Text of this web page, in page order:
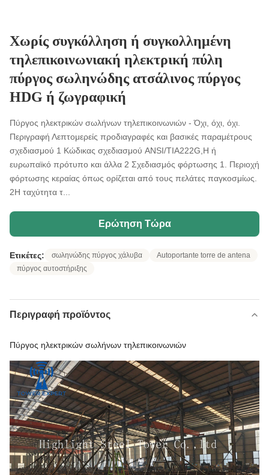
Χωρίς συγκόλληση ή συγκολλημένη
τηλεπικοινωνιακή ηλεκτρική πύλη
πύργος σωληνώδης ατσάλινος πύργος
HDG ή ζωγραφική
Πύργος ηλεκτρικών σωλήνων τηλεπικοινωνιών - Όχι, όχι, όχι.
Περιγραφή Λεπτομερείς προδιαγραφές και βασικές παραμέτρους
σχεδιασμού 1 Κώδικας σχεδιασμού ANSI/TIA222G,H ή
ευρωπαϊκό πρότυπο και άλλα 2 Σχεδιασμός φόρτωσης 1. Περιοχή
φόρτωσης κεραίας όπως ορίζεται από τους πελάτες παγκοσμίως.
2Η ταχύτητα τ...
Ερώτηση Τώρα
Ετικέτες: σωληνώδης πύργος χάλυβα
Autoportante torre de antena
πύργος αυτοστήριξης
Περιγραφή προϊόντος
Πύργος ηλεκτρικών σωλήνων τηλεπικοινωνιών